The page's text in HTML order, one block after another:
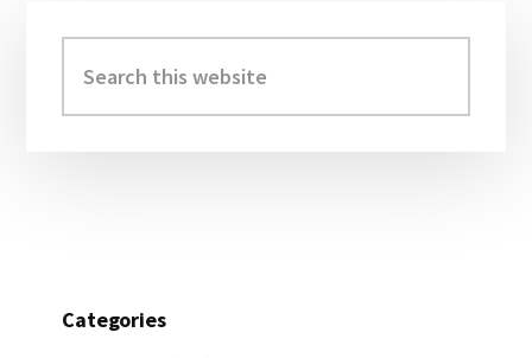
Sidebar
this
website
Categories